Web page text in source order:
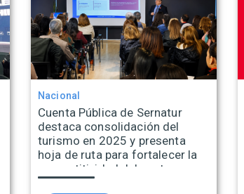
Nacional
Cuenta Pública de Sernatur
destaca consolidación del
turismo en 2025 y presenta
hoja de ruta para fortalecer la
competitividad del sector